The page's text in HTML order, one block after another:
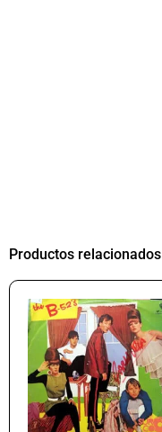
Productos relacionados